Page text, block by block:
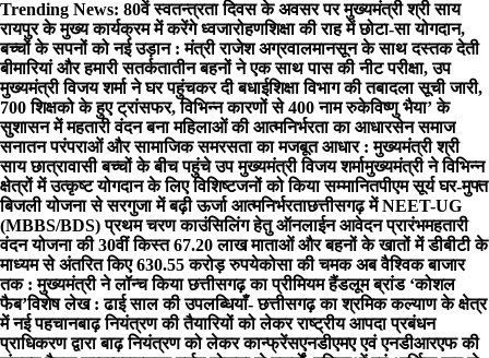
Skip
to
content
Trending News: 80वें स्वतन्त्रता दिवस के अवसर पर मुख्यमंत्री श्री साय
रायपुर के मुख्य कार्यक्रम में करेंगे ध्वजारोहणशिक्षा की राह में छोटा-सा योगदान,
बच्चों के सपनों को नई उड़ान : मंत्री राजेश अग्रवालमानसून के साथ दस्तक देती
बीमारियां और हमारी सतर्कतातीन बहनों ने एक साथ पास की नीट परीक्षा, उप
मुख्यमंत्री विजय शर्मा ने घर पहुंचकर दी बधाईशिक्षा विभाग की तबादला सूची जारी,
700 शिक्षको के हुए ट्रांसफर, विभिन्न कारणों से 400 नाम रुकेविष्णु भैया’ के
सुशासन में महतारी वंदन बना महिलाओं की आत्मनिर्भरता का आधारसेन समाज
सनातन परंपराओं और सामाजिक समरसता का मजबूत आधार : मुख्यमंत्री श्री
सायछात्रावासी बच्चों के बीच पहुंचे उप मुख्यमंत्री विजय शर्मामुख्यमंत्री ने विभिन्न
क्षेत्रों में उत्कृष्ट योगदान के लिए विशिष्टजनों को किया सम्मानितपीएम सूर्य घर-मुफ्त
बिजली योजना से सरगुजा में बढ़ी ऊर्जा आत्मनिर्भरताछत्तीसगढ़ में NEET-UG
(MBBS/BDS) प्रथम चरण काउंसिलिंग हेतु ऑनलाईन आवेदन प्रारंभमहतारी
वंदन योजना की 30वीं किस्त 67.20 लाख माताओं और बहनों के खातों में डीबीटी के
माध्यम से अंतरित किए 630.55 करोड़ रुपयेकोसा की चमक अब वैश्विक बाजार
तक : मुख्यमंत्री ने लॉन्च किया छत्तीसगढ़ का प्रीमियम हैंडलूम ब्रांड ‘कोशल
फैब’विशेष लेख : ढाई साल की उपलब्धियाँ- छत्तीसगढ़ का श्रमिक कल्याण के क्षेत्र
में नई पहचानबाढ़ नियंत्रण की तैयारियों को लेकर राष्ट्रीय आपदा प्रबंधन
प्राधिकरण द्वारा बाढ़ नियंत्रण को लेकर कान्फ्रेंसएनडीएमए एवं एनडीआरएफ की